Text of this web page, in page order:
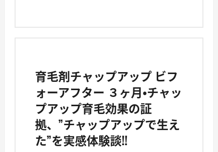
育毛剤チャップアップ ビフ
ォーアフター ３ヶ月・チャッ
プアップ育毛効果の証
拠、”チャップアップで生え
た”を実感体験談!!